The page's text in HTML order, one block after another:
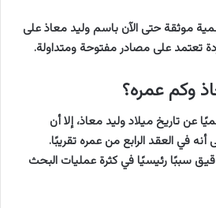
موثقة حتى الآن باسم وليد معاذ على
تعتمد على مصادر مفتوحة ومتداولة.
وكم عمره؟
عن تاريخ ميلاد وليد معاذ، إلا أن
أنه في العقد الرابع من عمره تقريبًا.
سببًا رئيسيًا في كثرة عمليات البحث